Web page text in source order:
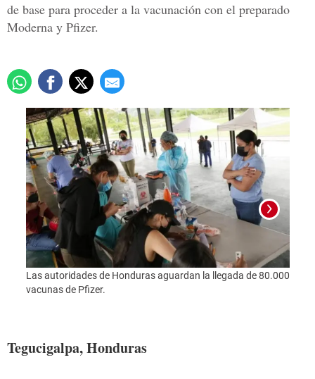
de base para proceder a la vacunación con el preparado
Moderna y Pfizer.
Las autoridades de Honduras aguardan la llegada de 80.000
vacunas de Pfizer.
Tegucigalpa, Honduras